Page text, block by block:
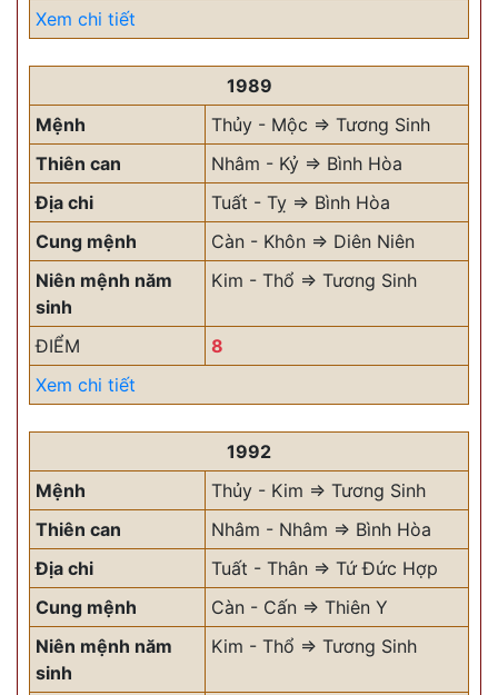
Xem chi tiết
1989
Mệnh
Thủy - Mộc => Tương Sinh
Thiên can
Nhâm - Kỷ => Bình Hòa
Địa chi
Tuất - Tỵ => Bình Hòa
Cung mệnh
Càn - Khôn => Diên Niên
Niên mệnh năm
sinh
Kim - Thổ => Tương Sinh
ĐIỂM
8
Xem chi tiết
1992
Mệnh
Thủy - Kim => Tương Sinh
Thiên can
Nhâm - Nhâm => Bình Hòa
Địa chi
Tuất - Thân => Tứ Đức Hợp
Cung mệnh
Càn - Cấn => Thiên Y
Niên mệnh năm
sinh
Kim - Thổ => Tương Sinh